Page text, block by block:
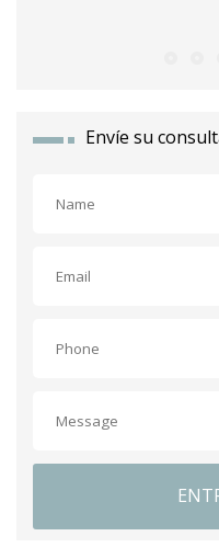
Envíe su